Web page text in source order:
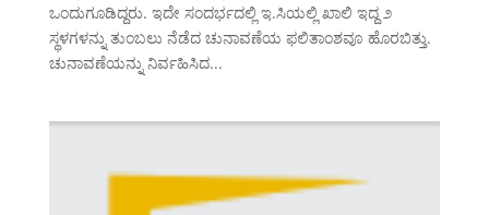
ಒಂದುಗೂಡಿದ್ದರು. ಇದೇ ಸಂದರ್ಭದಲ್ಲಿ ಇ.ಸಿಯಲ್ಲಿ ಖಾಲಿ ಇದ್ದ ೨
ಸ್ಥಳಗಳನ್ನು ತುಂಬಲು ನೆಡೆದ ಚುನಾವಣೆಯ ಫಲಿತಾಂಶವೂ ಹೊರಬಿತ್ತು.
ಚುನಾವಣೆಯನ್ನು ನಿರ್ವಹಿಸಿದ...